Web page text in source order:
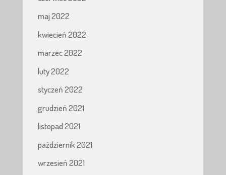
maj 2022
kwiecień 2022
marzec 2022
luty 2022
styczeń 2022
grudzień 2021
listopad 2021
październik 2021
wrzesień 2021